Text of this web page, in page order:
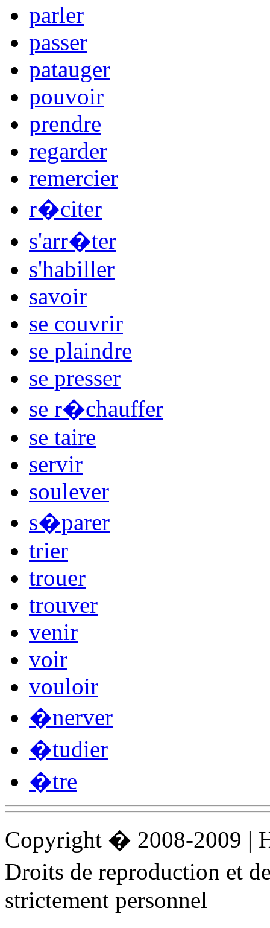
parler
passer
patauger
pouvoir
prendre
regarder
remercier
r�citer
s'arr�ter
s'habiller
savoir
se couvrir
se plaindre
se presser
se r�chauffer
se taire
servir
soulever
s�parer
trier
trouer
trouver
venir
voir
vouloir
�nerver
�tudier
�tre
Copyright � 2008-2009 |
Droits de reproduction et
strictement personnel